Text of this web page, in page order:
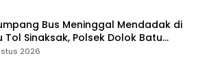
Bus Meninggal Mendadak di
Tol Sinaksak, Polsek Dolok Batu
Gerak Cepat Olah TKP
2026